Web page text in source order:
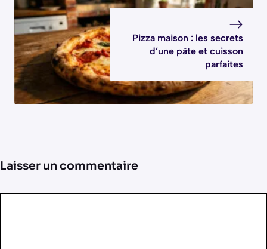
Pizza maison : les secrets
d’une pâte et cuisson
parfaites
Laisser un commentaire